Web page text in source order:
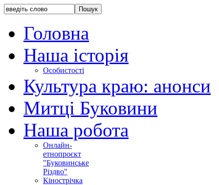
Головна
Наша історія
Особистості
Культура краю: анонси
Митці Буковини
Наша робота
Онлайн-
етнопроєкт
"Буковинське
Різдво"
Кінострічка